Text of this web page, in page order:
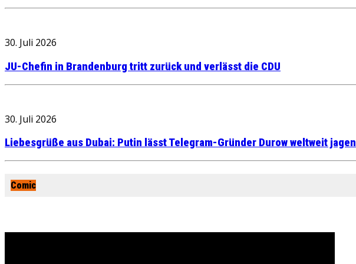
30. Juli 2026
JU-Chefin in Brandenburg tritt zurück und verlässt die CDU
30. Juli 2026
Liebesgrüße aus Dubai: Putin lässt Telegram-Gründer Durow weltweit jagen
Comic